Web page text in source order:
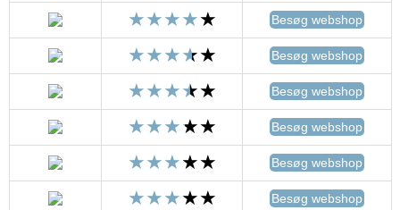
Besøg webshop
Besøg webshop
Besøg webshop
Besøg webshop
Besøg webshop
Besøg webshop